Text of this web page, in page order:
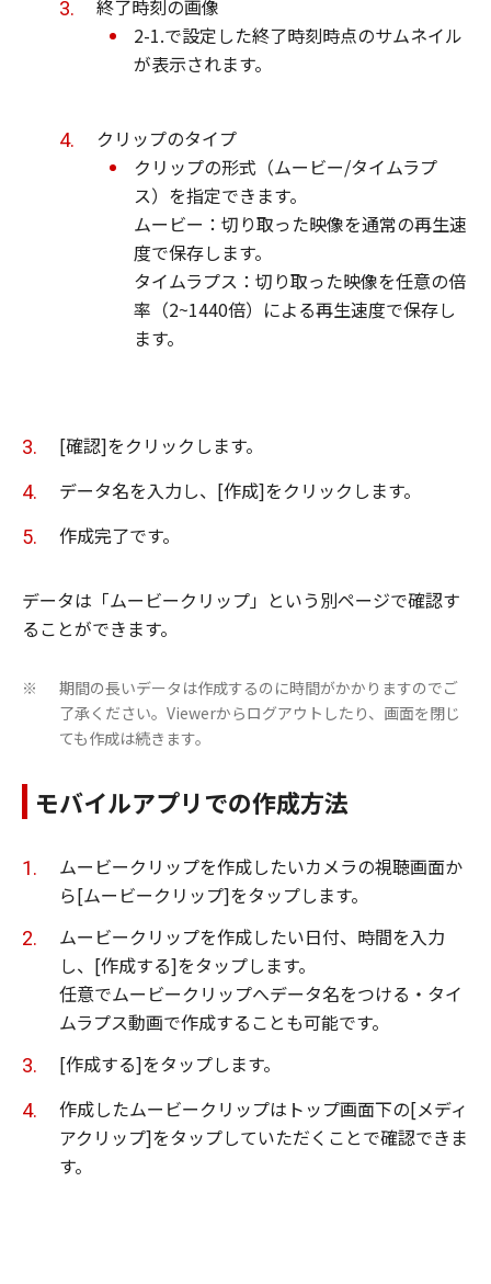
終了時刻の画像
2-1.で設定した終了時刻時点のサムネイル
が表示されます。
クリップのタイプ
クリップの形式（ムービー/タイムラプ
ス）を指定できます。
ムービー：切り取った映像を通常の再生速
度で保存します。
タイムラプス：切り取った映像を任意の倍
率（2~1440倍）による再生速度で保存し
ます。
[確認]をクリックします。
データ名を入力し、[作成]をクリックします。
作成完了です。
データは「ムービークリップ」という別ページで確認す
ることができます。
※
期間の長いデータは作成するのに時間がかかりますのでご
了承ください。Viewerからログアウトしたり、画面を閉じ
ても作成は続きます。
モバイルアプリでの作成方法
ムービークリップを作成したいカメラの視聴画面か
ら[ムービークリップ]をタップします。
ムービークリップを作成したい日付、時間を入力
し、[作成する]をタップします。
任意でムービークリップへデータ名をつける・タイ
ムラプス動画で作成することも可能です。
[作成する]をタップします。
作成したムービークリップはトップ画面下の[メディ
アクリップ]をタップしていただくことで確認できま
す。